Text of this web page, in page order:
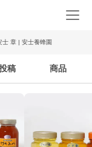
士 章 | 安士養蜂園
稿 商品